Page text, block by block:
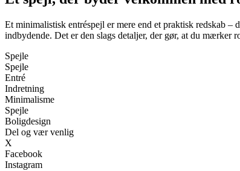
Et minimalistisk entréspejl er mere end et praktisk redskab
indbydende. Det er den slags detaljer, der gør, at du mærker
Spejle
Spejle
Entré
Indretning
Minimalisme
Spejle
Boligdesign
Del og vær venlig
X
Facebook
Instagram